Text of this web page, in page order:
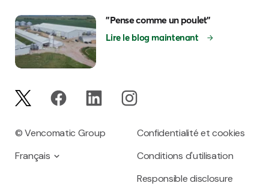
"Pense comme un poulet"
Lire le blog maintenant
© Vencomatic Group
Français
Confidentialité et cookies
Conditions d'utilisation
Responsible disclosure